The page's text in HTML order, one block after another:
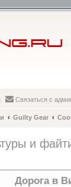
Связаться с
Guilty Gear
и
Дорога в